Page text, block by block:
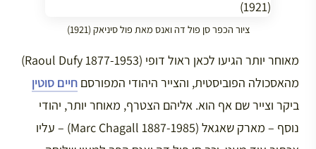
ציור הכפר סן פול דה ואנס מאת פול סיניאק (1921)
מאוחר יותר הגיעו לכאן ראול דופי (Raoul Dufy 1877-1953)
מהאסכולה הפוביסטית, והצייר היהודי המפורסם חיים סוטין
ביקר וצייר שם אף הוא. אליהם הצטרף, מאוחר יותר, יהודי
נוסף – מארק שאגאל (Marc Chagall 1887-1985) – עליו